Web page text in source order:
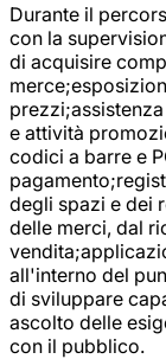
Durante il
con la
di acquisire
e attività
codici a barre e
degli spazi e dei
delle merci, dal
all'interno del
di sviluppare
ascolto delle
con il pubblico.